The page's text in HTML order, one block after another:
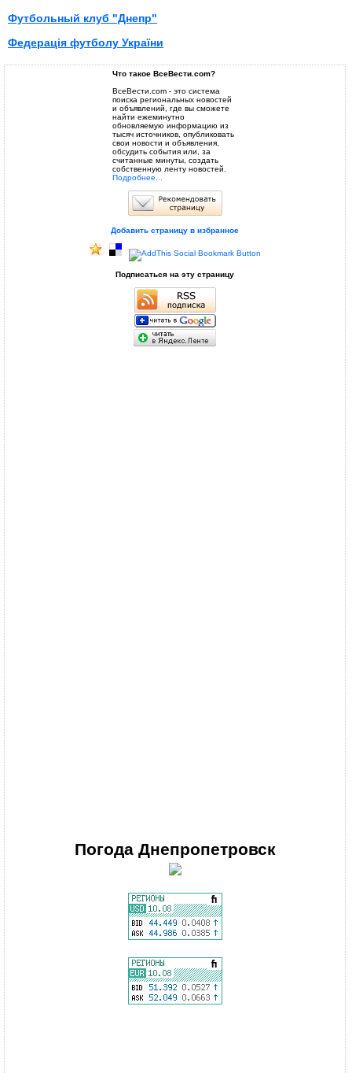
Футбольный клуб "Днепр"
Федерація футболу України
Что такое ВсеВести.com?
ВсеВести.com - это система
поиска региональных новостей
и объявлений, где вы сможете
найти ежеминутно
обновляемую информацию из
тысяч источников, опубликовать
свои новости и объявления,
обсудить события или, за
считанные минуты, создать
собственную ленту новостей.
Подробнее...
Добавить страницу в избранное
Подписаться на эту страницу
Погода Днепропетровск